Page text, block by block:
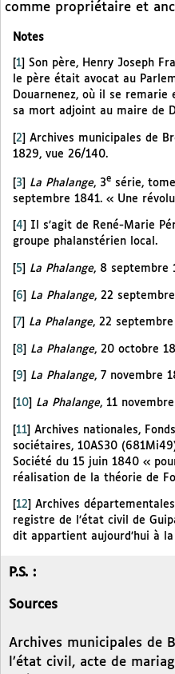
comme propriétaire et
Notes
1
Son père, Henry Joseph
le père était avocat au
Douarnenez, où il se
sa mort adjoint au maire de
[2] Archives municipales de
1829, vue 26/140.
[3] La Phalange, 3e série,
septembre 1841. « Une
4
Il s’agit de René-Marie
groupe phalanstérien local.
5 La Phalange, 8 septembre
[6] La Phalange, 22
7 La Phalange, 22 septembre
[8] La Phalange, 20 octobre
9 La Phalange, 7 novembre
10 La Phalange, 11
[11] Archives nationales,
sociétaires, 10AS30
Société du 15 juin 1840 «
réalisation de la théorie de
12
Archives
registre de l’état civil de
dit appartient aujourd’hui à
P.S. :
Sources
Archives municipales de
l’état civil, acte de